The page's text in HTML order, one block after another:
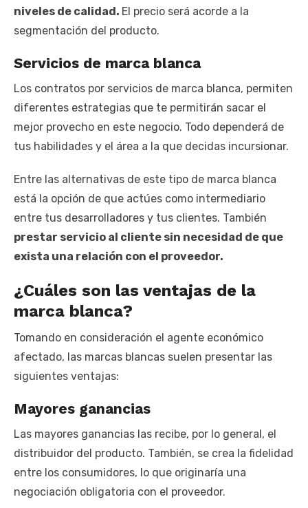
niveles de calidad. El precio será acorde a la
segmentación del producto.
Servicios de marca blanca
Los contratos por servicios de marca blanca, permiten
diferentes estrategias que te permitirán sacar el
mejor provecho en este negocio. Todo dependerá de
tus habilidades y el área a la que decidas incursionar.
Entre las alternativas de este tipo de marca blanca
está la opción de que actúes como intermediario
entre tus desarrolladores y tus clientes. También
prestar servicio al cliente sin necesidad de que
exista una relación con el proveedor.
¿Cuáles son las ventajas de la
marca blanca?
Tomando en consideración el agente económico
afectado, las marcas blancas suelen presentar las
siguientes ventajas:
Mayores ganancias
Las mayores ganancias las recibe, por lo general, el
distribuidor del producto. También, se crea la fidelidad
entre los consumidores, lo que originaría una
negociación obligatoria con el proveedor.